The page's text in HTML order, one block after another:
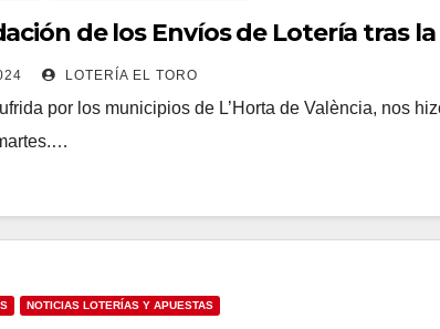
de los Envíos de Lotería tras
LOTERÍA EL TORO
por los municipios de L’Horta de València, nos
NOTICIAS LOTERÍAS Y APUESTAS